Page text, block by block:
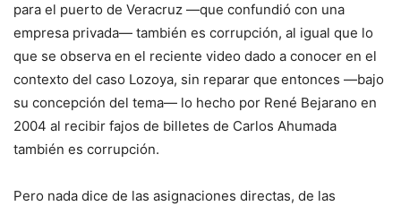
para el puerto de Veracruz —que confundió con una
empresa privada— también es corrupción, al igual que lo
que se observa en el reciente video dado a conocer en el
contexto del caso Lozoya, sin reparar que entonces —bajo
su concepción del tema— lo hecho por René Bejarano en
2004 al recibir fajos de billetes de Carlos Ahumada
también es corrupción.
Pero nada dice de las asignaciones directas, de las